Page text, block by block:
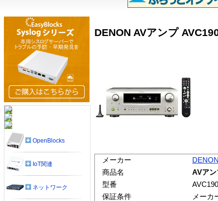
DENON AVアンプ
メーカー
商品名
AVアン
型番
保証条件
メーカ
OpenBlocks
IoT関連
ネットワーク